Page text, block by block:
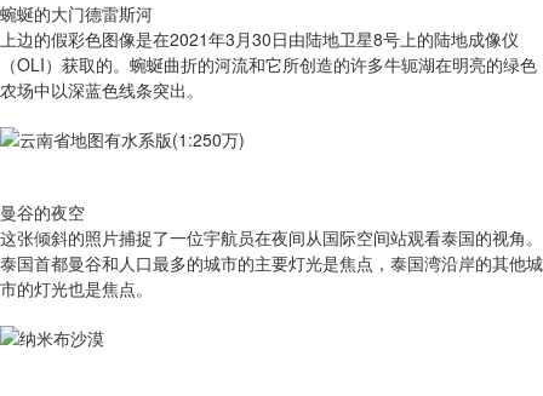
蜿蜒的大门德雷斯河
上边的假彩色图像是在2021年3月30日由陆地卫星8号上的陆地成像仪
（OLI）获取的。蜿蜒曲折的河流和它所创造的许多牛轭湖在明亮的绿色
农场中以深蓝色线条突出。
曼谷的夜空
这张倾斜的照片捕捉了一位宇航员在夜间从国际空间站观看泰国的视角。
泰国首都曼谷和人口最多的城市的主要灯光是焦点，泰国湾沿岸的其他城
市的灯光也是焦点。